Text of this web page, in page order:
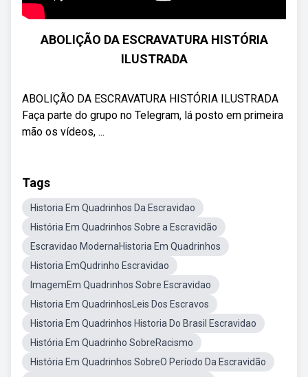
ABOLIÇÃO DA ESCRAVATURA HISTÓRIA
ILUSTRADA
ABOLIÇÃO DA ESCRAVATURA HISTÓRIA ILUSTRADA
Faça parte do grupo no Telegram, lá posto em primeira
mão os vídeos, ...
Tags
Historia Em Quadrinhos Da Escravidao
História Em Quadrinhos Sobre a Escravidão
Escravidao ModernaHistoria Em Quadrinhos
Historia EmQudrinho Escravidao
ImagemEm Quadrinhos Sobre Escravidao
Historia Em QuadrinhosLeis Dos Escravos
Historia Em Quadrinhos Historia Do Brasil Escravidao
História Em Quadrinho SobreRacismo
História Em Quadrinhos SobreO Período Da Escravidão